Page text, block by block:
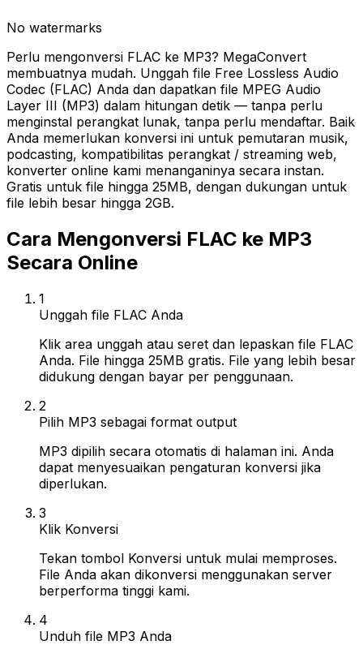
No watermarks
Perlu mengonversi FLAC ke MP3? MegaConvert
membuatnya mudah. Unggah file Free Lossless Audio
Codec (FLAC) Anda dan dapatkan file MPEG Audio
Layer III (MP3) dalam hitungan detik — tanpa perlu
menginstal perangkat lunak, tanpa perlu mendaftar. Baik
Anda memerlukan konversi ini untuk pemutaran musik,
podcasting, kompatibilitas perangkat / streaming web,
konverter online kami menanganinya secara instan.
Gratis untuk file hingga 25MB, dengan dukungan untuk
file lebih besar hingga 2GB.
Cara Mengonversi FLAC ke MP3
Secara Online
1
Unggah file FLAC Anda
Klik area unggah atau seret dan lepaskan file FLAC
Anda. File hingga 25MB gratis. File yang lebih besar
didukung dengan bayar per penggunaan.
2
Pilih MP3 sebagai format output
MP3 dipilih secara otomatis di halaman ini. Anda
dapat menyesuaikan pengaturan konversi jika
diperlukan.
3
Klik Konversi
Tekan tombol Konversi untuk mulai memproses.
File Anda akan dikonversi menggunakan server
berperforma tinggi kami.
4
Unduh file MP3 Anda